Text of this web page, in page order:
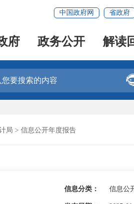
中国政府网 省政府
府 政务公开 解读
局 > 信息公开年度报告
信息分类： 信息公